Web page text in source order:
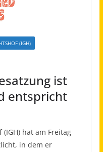
(IGH)
ist
entspricht
hat am Freitag
in dem er